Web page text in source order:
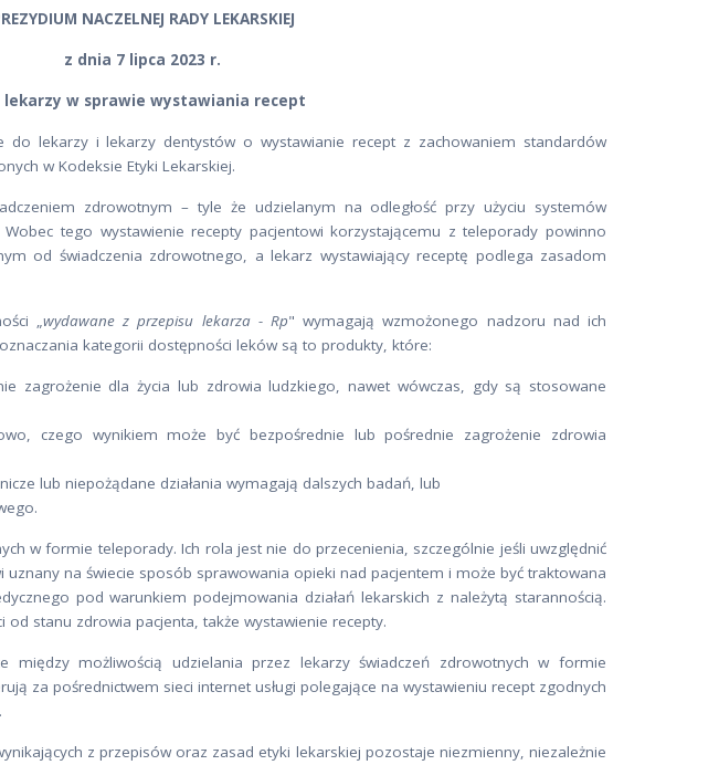
NACZELNEJ RADY LEKARSKIEJ
z dnia 7 lipca 2023 r.
lekarzy w sprawie wystawiania recept
do lekarzy i lekarzy dentystów o wystawianie recept z zachowaniem standardów
w Kodeksie Etyki Lekarskiej.
zdrowotnym – tyle że udzielanym na odległość przy użyciu systemów
Wobec tego wystawienie recepty pacjentowi korzystającemu z teleporady powinno
od świadczenia zdrowotnego, a lekarz wystawiający receptę podlega zasadom
„wydawane z przepisu lekarza - Rp" wymagają wzmożonego nadzoru nad ich
kategorii dostępności leków są to produkty, które:
zagrożenie dla życia lub zdrowia ludzkiego, nawet wówczas, gdy są stosowane
czego wynikiem może być bezpośrednie lub pośrednie zagrożenie zdrowia
lub niepożądane działania wymagają dalszych badań, lub
w formie teleporady. Ich rola jest nie do przecenienia, szczególnie jeśli uwzględnić
na świecie sposób sprawowania opieki nad pacjentem i może być traktowana
pod warunkiem podejmowania działań lekarskich z należytą starannością.
stanu zdrowia pacjenta, także wystawienie recepty.
między możliwością udzielania przez lekarzy świadczeń zdrowotnych w formie
za pośrednictwem sieci internet usługi polegające na wystawieniu recept zgodnych
z przepisów oraz zasad etyki lekarskiej pozostaje niezmienny, niezależnie